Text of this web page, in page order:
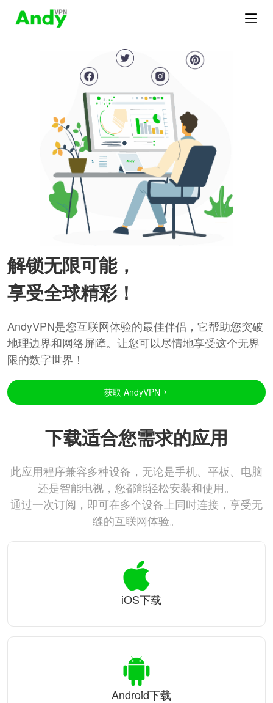
解锁无限可能，
享受全球精彩！
AndyVPN是您互联网体验的最佳伴侣，它帮助您突破
地理边界和网络屏障。让您可以尽情地享受这个无界
限的数字世界！
获取 AndyVPN
下载适合您需求的应用
此应用程序兼容多种设备，无论是手机、平板、电脑
还是智能电视，您都能轻松安装和使用。
通过一次订阅，即可在多个设备上同时连接，享受无
缝的互联网体验。
iOS下载
Android下载